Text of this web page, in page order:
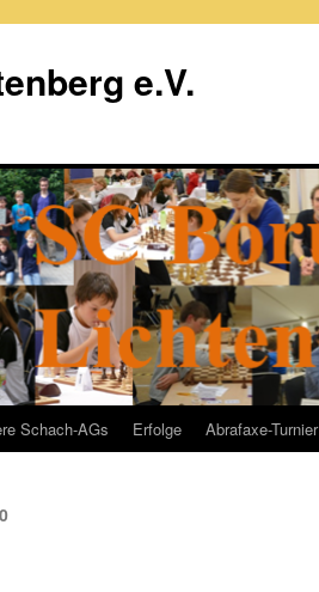
e.V.
Schach-AGs Erfolge Abrafaxe-Turnier